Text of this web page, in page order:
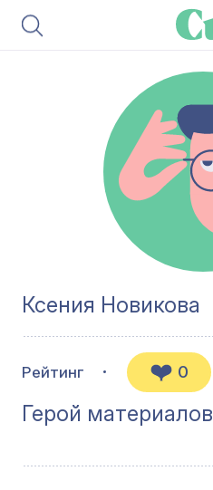
Ксения Новикова
Рейтинг 0
Герой материалов